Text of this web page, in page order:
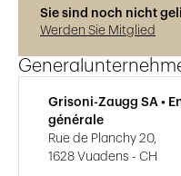
Sie sind noch nicht
Werden Sie Mitglied
Grisoni-Zaugg SA •
générale
Rue de Planchy 20,
1628 Vuadens - CH